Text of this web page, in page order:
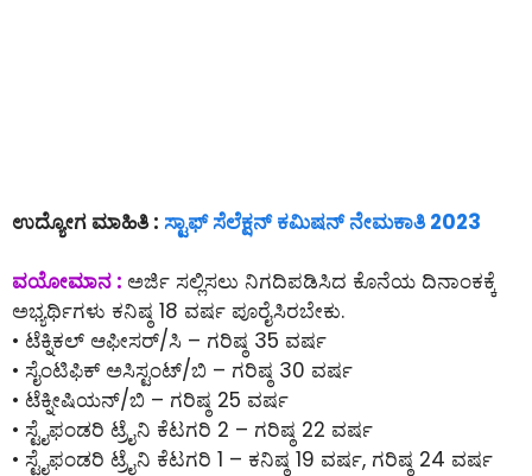
ಉದ್ಯೋಗ ಮಾಹಿತಿ : ಸ್ಟಾಫ್ ಸೆಲೆಕ್ಷನ್ ಕಮಿಷನ್ ನೇಮಕಾತಿ 2023
ವಯೋಮಾನ : ಅರ್ಜಿ ಸಲ್ಲಿಸಲು ನಿಗದಿಪಡಿಸಿದ ಕೊನೆಯ ದಿನಾಂಕಕ್ಕೆ
ಅಭ್ಯರ್ಥಿಗಳು ಕನಿಷ್ಠ 18 ವರ್ಷ ಪೂರೈಸಿರಬೇಕು.
• ಟೆಕ್ನಿಕಲ್ ಆಫೀಸರ್/ಸಿ – ಗರಿಷ್ಠ 35 ವರ್ಷ
• ಸೈಂಟಿಫಿಕ್ ಅಸಿಸ್ಟಂಟ್/ಬಿ – ಗರಿಷ್ಠ 30 ವರ್ಷ
• ಟೆಕ್ನೀಷಿಯನ್/ಬಿ – ಗರಿಷ್ಠ 25 ವರ್ಷ
• ಸ್ಟೈಫಂಡರಿ ಟ್ರೈನಿ ಕೆಟಗರಿ 2 – ಗರಿಷ್ಠ 22 ವರ್ಷ
• ಸ್ಟೈಫಂಡರಿ ಟ್ರೈನಿ ಕೆಟಗರಿ 1 – ಕನಿಷ್ಠ 19 ವರ್ಷ, ಗರಿಷ್ಠ 24 ವರ್ಷ